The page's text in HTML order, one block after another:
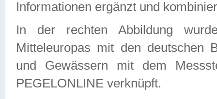
Informationen ergänzt und
In der rechten Abbildung
Mitteleuropas mit den deutschen
und Gewässern mit dem
PEGELONLINE verknüpft.